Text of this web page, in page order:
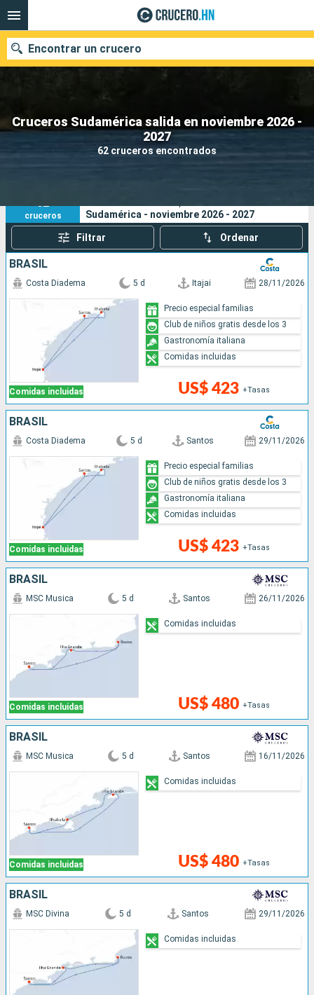
Cruceros Sudamérica salida en noviembre 2026 -
2027
62 cruceros encontrados
Encontrar un crucero
Nuestros destinos
Fecha de salida
Buscar
62
cruceros
Sudamérica - noviembre 2026 - 2027
Filtrar Ordenar
BRASIL
Comidas incluidas
Costa Diadema 5 d Itajai 28/11/2026
US$ 423 +Tasas
Precio especial familias
Club de niños gratis desde los 3
Gastronomía italiana
Comidas incluidas
BRASIL
Comidas incluidas
Costa Diadema 5 d Santos 29/11/2026
US$ 423 +Tasas
Precio especial familias
Club de niños gratis desde los 3
Gastronomía italiana
Comidas incluidas
BRASIL
Comidas incluidas
MSC Musica 5 d Santos 26/11/2026
US$ 480 +Tasas
Comidas incluidas
BRASIL
Comidas incluidas
MSC Musica 5 d Santos 16/11/2026
US$ 480 +Tasas
Comidas incluidas
BRASIL
MSC Divina 5 d Santos 29/11/2026
Comidas incluidas